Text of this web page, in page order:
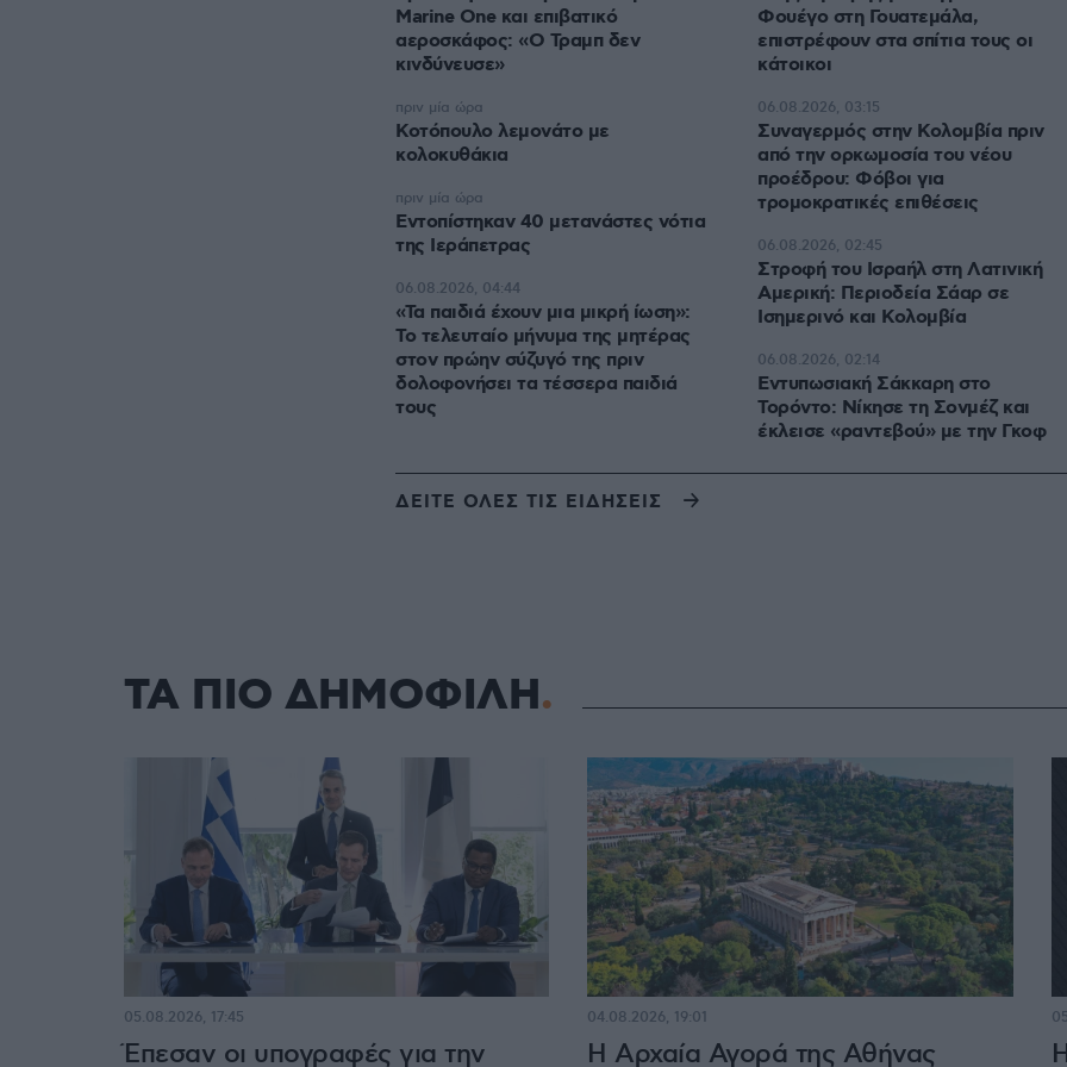
Marine One και επιβατικό
αεροσκάφος: «Ο Τραμπ δεν
κινδύνευσε»
Κοτόπουλο λεμονάτο με
κολοκυθάκια
πριν μία ώρα
Εντοπίστηκαν 40 μετανάστες νότια
της Ιεράπετρας
πριν μία ώρα
«Τα παιδιά έχουν μια μικρή ίωση»:
Το τελευταίο μήνυμα της μητέρας
στον πρώην σύζυγό της πριν
δολοφονήσει τα τέσσερα παιδιά
τους
06.08.2026, 04:44
Φουέγο στη Γουατεμάλα,
επιστρέφουν στα σπίτια τους οι
κάτοικοι
Συναγερμός στην Κολομβία πριν
από την ορκωμοσία του νέου
προέδρου: Φόβοι για
τρομοκρατικές επιθέσεις
06.08.2026, 03:15
Στροφή του Ισραήλ στη Λατινική
Αμερική: Περιοδεία Σάαρ σε
Ισημερινό και Κολομβία
06.08.2026, 02:45
Εντυπωσιακή Σάκκαρη στο
Τορόντο: Νίκησε τη Σονμέζ και
έκλεισε «ραντεβού» με την Γκοφ
06.08.2026, 02:14
ΔΕΙΤΕ ΟΛΕΣ ΤΙΣ ΕΙΔΗΣΕΙΣ
ΤΑ ΠΙΟ ΔΗΜΟΦΙΛΗ
Έπεσαν οι υπογραφές για την
05.08.2026, 17:45
Η Αρχαία Αγορά της Αθήνας
04.08.2026, 19:01